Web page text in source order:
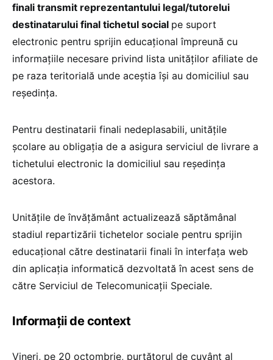
finali transmit reprezentantului legal/tutorelui
destinatarului final tichetul social pe suport
electronic pentru sprijin educațional împreună cu
informațiile necesare privind lista unităților afiliate de
pe raza teritorială unde aceștia își au domiciliul sau
reședința.
Pentru destinatarii finali nedeplasabili, unitățile
școlare au obligația de a asigura serviciul de livrare a
tichetului electronic la domiciliul sau reședința
acestora.
Unitățile de învățământ actualizează săptămânal
stadiul repartizării tichetelor sociale pentru sprijin
educațional către destinatarii finali în interfața web
din aplicația informatică dezvoltată în acest sens de
către Serviciul de Telecomunicații Speciale.
Informații de context
Vineri, pe 20 octombrie, purtătorul de cuvânt al